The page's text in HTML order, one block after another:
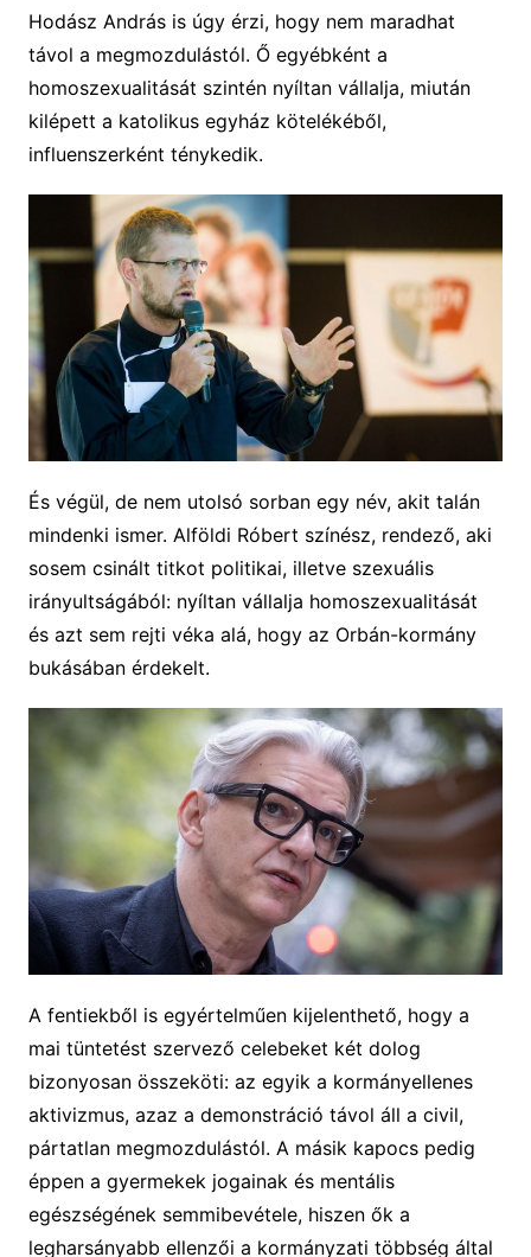
Hodász András is úgy érzi, hogy nem maradhat
távol a megmozdulástól. Ő egyébként a
homoszexualitását szintén nyíltan vállalja, miután
kilépett a katolikus egyház kötelékéből,
influenszerként ténykedik.
És végül, de nem utolsó sorban egy név, akit talán
mindenki ismer. Alföldi Róbert színész, rendező, aki
sosem csinált titkot politikai, illetve szexuális
irányultságából: nyíltan vállalja homoszexualitását
és azt sem rejti véka alá, hogy az Orbán-kormány
bukásában érdekelt.
A fentiekből is egyértelműen kijelenthető, hogy a
mai tüntetést szervező celebeket két dolog
bizonyosan összeköti: az egyik a kormányellenes
aktivizmus, azaz a demonstráció távol áll a civil,
pártatlan megmozdulástól. A másik kapocs pedig
éppen a gyermekek jogainak és mentális
egészségének semmibevétele, hiszen ők a
legharsányabb ellenzői a kormányzati többség által